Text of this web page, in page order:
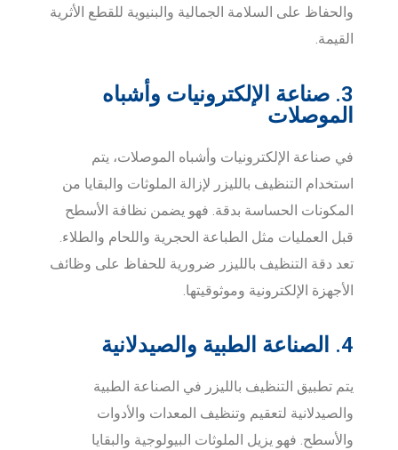
والحفاظ على السلامة الجمالية والبنيوية للقطع الأثرية
القيمة.
3. صناعة الإلكترونيات وأشباه
الموصلات
في صناعة الإلكترونيات وأشباه الموصلات، يتم
استخدام التنظيف بالليزر لإزالة الملوثات والبقايا من
المكونات الحساسة بدقة. فهو يضمن نظافة الأسطح
قبل العمليات مثل الطباعة الحجرية واللحام والطلاء.
تعد دقة التنظيف بالليزر ضرورية للحفاظ على وظائف
الأجهزة الإلكترونية وموثوقيتها.
4. الصناعة الطبية والصيدلانية
يتم تطبيق التنظيف بالليزر في الصناعة الطبية
والصيدلانية لتعقيم وتنظيف المعدات والأدوات
والأسطح. فهو يزيل الملوثات البيولوجية والبقايا